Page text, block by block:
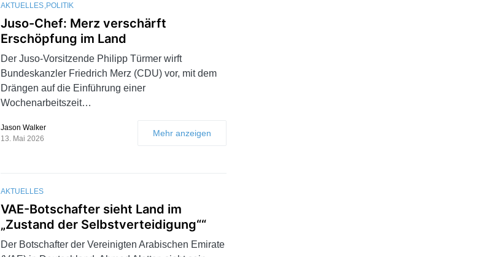
AKTUELLES POLITIK
Juso-Chef: Merz verschärft
Erschöpfung im Land
Der Juso-Vorsitzende Philipp Türmer wirft
Bundeskanzler Friedrich Merz (CDU) vor, mit dem
Drängen auf die Einführung einer
Wochenarbeitszeit…
Jason Walker
13. Mai 2026
Mehr anzeigen
AKTUELLES
VAE-Botschafter sieht Land im
„Zustand der Selbstverteidigung““
Der Botschafter der Vereinigten Arabischen Emirate